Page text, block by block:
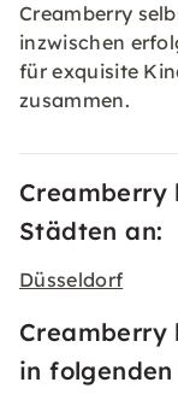
Creamberry
inzwischen
für exquisite
zusammen.
Creamberry
Städten an:
Düsseldorf
Creamberry
in